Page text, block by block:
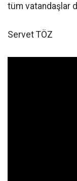
tüm vatandaşlar
Servet TÖZ